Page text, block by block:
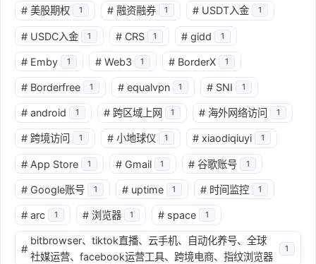
# 美股期权 1 # 融资融券 1 # USDT入金 1
# USDC入金 1 # CRS 1 # gidd 1
# Emby 1 # Web3 1 # BorderX 1
# Borderfree 1 # equalvpn 1 # SNI 1
# android 1 # 跨区域上网 1 # 海外网络访问 1
# 跨境访问 1 # 小地球仪 1 # xiaodiqiuyi 1
# App Store 1 # Gmail 1 # 谷歌账号 1
# Google账号 1 # uptime 1 # 时间监控 1
# arc 1 # 浏览器 1 # space 1
#
bitbrowser、tiktok直播、云手机、自动化养号、全球
社媒运营、facebook运营工具、跨境电商、指纹浏览器
1